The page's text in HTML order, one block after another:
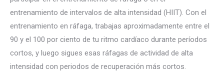
entrenamiento de intervalos de alta intensidad (HIIT). Con el
entrenamiento en ráfaga, trabajas aproximadamente entre el
90 y el 100 por ciento de tu ritmo cardíaco durante períodos
cortos, y luego sigues esas ráfagas de actividad de alta
intensidad con periodos de recuperación más cortos.